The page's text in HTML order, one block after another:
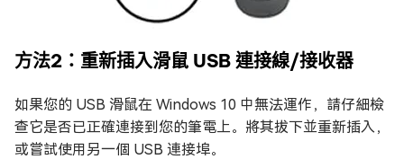
方法2：重新插入滑鼠 USB 連接線/接收器
如果您的 USB 滑鼠在 Windows 10 中無法運作，請仔細檢
查它是否已正確連接到您的筆電上。將其拔下並重新插入，
或嘗試使用另一個 USB 連接埠。